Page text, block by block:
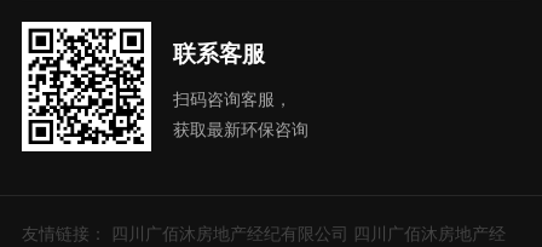
联系客服
扫码咨询客服，
获取最新环保咨询
友情链接： 四川广佰沐房地产经纪有限公司 四川广佰沐房地产经